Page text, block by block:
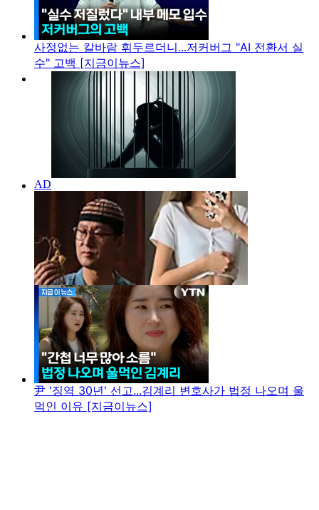
사정없는 칼바람 휘두르더니...저커버그 "AI 전환서 실
수" 고백 [지금이뉴스]
尹 '징역 30년' 선고...김계리 변호사가 법정 나오며 울
먹인 이유 [지금이뉴스]